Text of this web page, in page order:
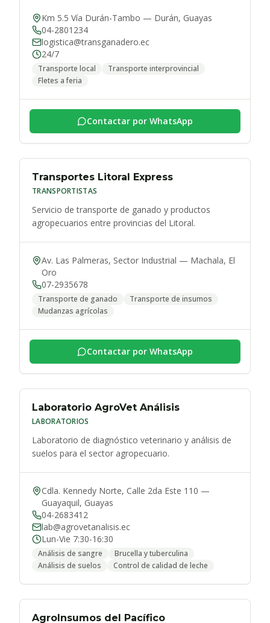
Km 5.5 Vía Durán-Tambo — Durán, Guayas
04-2801234
logistica@transganadero.ec
24/7
Transporte local
Transporte interprovincial
Fletes a feria
Contactar por WhatsApp
Transportes Litoral Express
TRANSPORTISTAS
Servicio de transporte de ganado y productos
agropecuarios entre provincias del Litoral.
Av. Las Palmeras, Sector Industrial — Machala, El
Oro
07-2935678
Transporte de ganado
Transporte de insumos
Mudanzas agrícolas
Contactar por WhatsApp
Laboratorio AgroVet Análisis
LABORATORIOS
Laboratorio de diagnóstico veterinario y análisis de
suelos para el sector agropecuario.
Cdla. Kennedy Norte, Calle 2da Este 110 —
Guayaquil, Guayas
04-2683412
lab@agrovetanalisis.ec
Lun-Vie 7:30-16:30
Análisis de sangre
Brucella y tuberculina
Análisis de suelos
Control de calidad de leche
AgroInsumos del Pacífico